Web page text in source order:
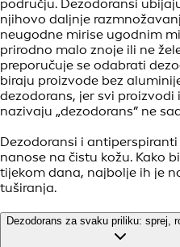
području. Dezodoransi
njihovo daljnje
neugodne mirise ugodnim
prirodno malo znoje ili ne
preporučuje se odabrati
biraju proizvode bez
dezodorans, jer svi proizvodi
nazivaju „dezodorans” ne
Dezodoransi i
nanose na čistu kožu. Kako
tijekom dana, najbolje ih je
tuširanja.
Dezodorans za svaku priliku: sprej,